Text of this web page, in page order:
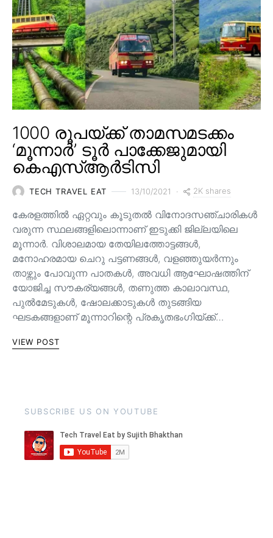
1000 രൂപയ്ക്ക് താമസമടക്കം
‘മൂന്നാർ’ ടൂർ പാക്കേജുമായി
കെഎസ്ആർടിസി
TECH TRAVEL EAT 13/10/2021 2K shares
കേരളത്തിൽ ഏറ്റവും കൂടുതൽ വിനോദസഞ്ചാരികൾ
വരുന്ന സ്ഥലങ്ങളിലൊന്നാണ് ഇടുക്കി ജില്ലയിലെ
മൂന്നാർ. വിശാലമായ തേയിലത്തോട്ടങ്ങള്‍,
മനോഹരമായ ചെറു പട്ടണങ്ങള്‍, വളഞ്ഞുയര്‍ന്നും
താഴ്ന്നും പോവുന്ന പാതകള്‍, അവധി ആഘോഷത്തിന്
യോജിച്ച സൗകര്യങ്ങള്‍, തണുത്ത കാലാവസ്ഥ,
പുൽമേടുകൾ, ഷോലക്കാടുകൾ തുടങ്ങിയ
ഘടകങ്ങളാണ് മൂന്നാറിന്റെ പ്രകൃതഭംഗിയ്ക്ക്…
VIEW POST
SUBSCRIBE US ON YOUTUBE